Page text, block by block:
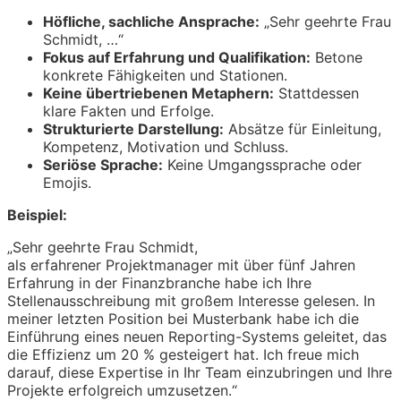
Höfliche, sachliche Ansprache: „Sehr geehrte Frau
Schmidt, …“
Fokus auf Erfahrung und Qualifikation: Betone
konkrete Fähigkeiten und Stationen.
Keine übertriebenen Metaphern: Stattdessen
klare Fakten und Erfolge.
Strukturierte Darstellung: Absätze für Einleitung,
Kompetenz, Motivation und Schluss.
Seriöse Sprache: Keine Umgangssprache oder
Emojis.
Beispiel:
„Sehr geehrte Frau Schmidt,
als erfahrener Projektmanager mit über fünf Jahren
Erfahrung in der Finanzbranche habe ich Ihre
Stellenausschreibung mit großem Interesse gelesen. In
meiner letzten Position bei Musterbank habe ich die
Einführung eines neuen Reporting-Systems geleitet, das
die Effizienz um 20 % gesteigert hat. Ich freue mich
darauf, diese Expertise in Ihr Team einzubringen und Ihre
Projekte erfolgreich umzusetzen.“